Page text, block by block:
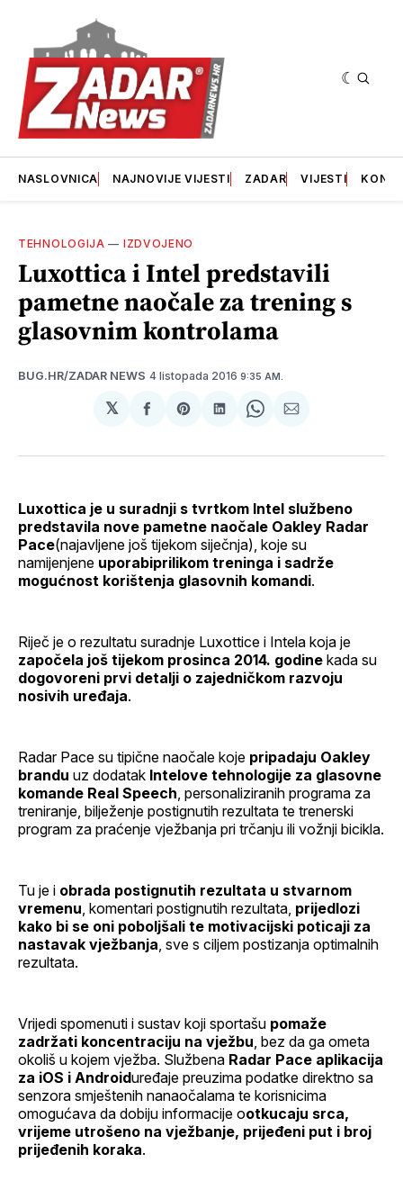
NASLOVNICA NAJNOVIJE VIJESTI ZADAR VIJESTI
TEHNOLOGIJA — IZDVOJENO
Luxottica i Intel predstavili
pametne naočale za trening s
glasovnim kontrolama
BUG.HR/ZADAR NEWS 4 listopada 2016 9:35 AM.
𝕏
podijeliSharepodijeliSharepodijeli
Luxottica je u suradnji s tvrtkom Intel službeno
predstavila nove pametne naočale Oakley Radar
Pace(najavljene još tijekom siječnja), koje su
namijenjene uporabiprilikom treninga i sadrže
mogućnost korištenja glasovnih komandi.
Riječ je o rezultatu suradnje Luxottice i Intela koja je
započela još tijekom prosinca 2014. godine kada su
dogovoreni prvi detalji o zajedničkom razvoju
nosivih uređaja.
Radar Pace su tipične naočale koje pripadaju Oakley
brandu uz dodatak Intelove tehnologije za glasovne
komande Real Speech , personaliziranih programa za
treniranje, bilježenje postignutih rezultata te trenerski
program za praćenje vježbanja pri trčanju ili vožnji bicikla.
Tu je i obrada postignutih rezultata u stvarnom
vremenu , komentari postignutih rezultata, prijedlozi
kako bi se oni poboljšali te motivacijski poticaji za
nastavak vježbanja , sve s ciljem postizanja optimalnih
rezultata.
Vrijedi spomenuti i sustav koji sportašu pomaže
zadržati koncentraciju na vježbu , bez da ga ometa
okoliš u kojem vježba. Službena Radar Pace aplikacija
za iOS i Androiduređaje preuzima podatke direktno sa
senzora smještenih nanaočalama te korisnicima
omogućava da dobiju informacije ootkucaju srca,
vrijeme utrošeno na vježbanje, prijeđeni put i broj
prijeđenih koraka.